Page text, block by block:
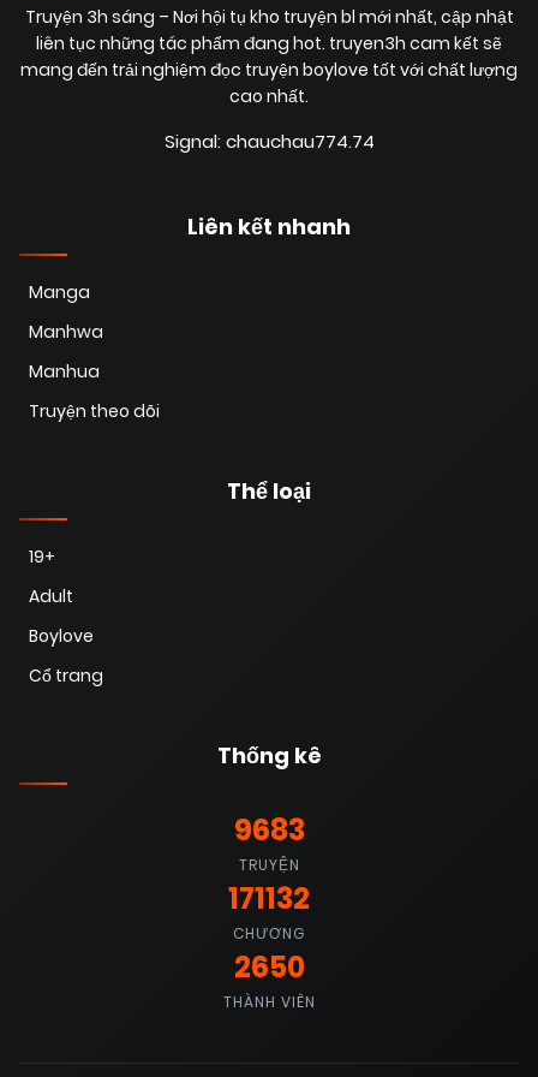
Chapter 6(VIP) 18/06/2025
18/06/2025
Chapter 3
Chapter 2
Truyện 3h sáng – Nơi hội tụ kho truyện bl mới nhất, cập nhật
liên tục những tác phẩm đang hot. truyen3h cam kết sẽ
mang đến trải nghiệm đọc truyện boylove tốt với chất lượng
cao nhất.
Signal: chauchau774.74
Liên kết nhanh
Manga
Manhwa
Manhua
Truyện theo dõi
Thể loại
19+
Adult
Boylove
Cổ trang
Thống kê
9683
TRUYỆN
171132
CHƯƠNG
2650
THÀNH VIÊN